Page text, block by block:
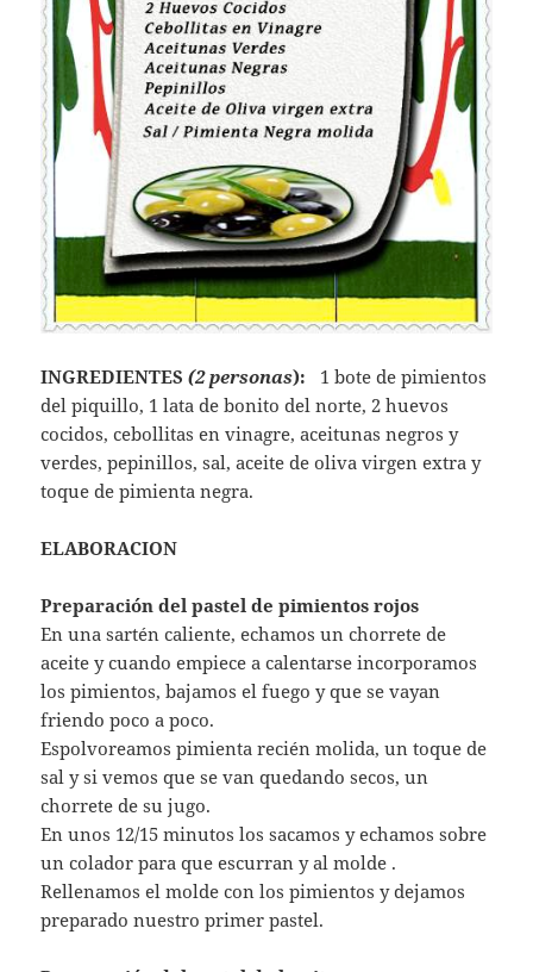
INGREDIENTES(2 personas): 1 bote de pimientos
del piquillo, 1 lata de bonito del norte, 2 huevos
cocidos, cebollitas en vinagre, aceitunas negros y
verdes, pepinillos, sal, aceite de oliva virgen extra y
toque de pimienta negra.
ELABORACION
Preparación del pastel de pimientos rojos
En una sartén caliente, echamos un chorrete de
aceite y cuando empiece a calentarse incorporamos
los pimientos, bajamos el fuego y que se vayan
friendo poco a poco.
Espolvoreamos pimienta recién molida, un toque de
sal y si vemos que se van quedando secos, un
chorrete de su jugo.
En unos 12/15 minutos los sacamos y echamos sobre
un colador para que escurran y al molde .
Rellenamos el molde con los pimientos y dejamos
preparado nuestro primer pastel.